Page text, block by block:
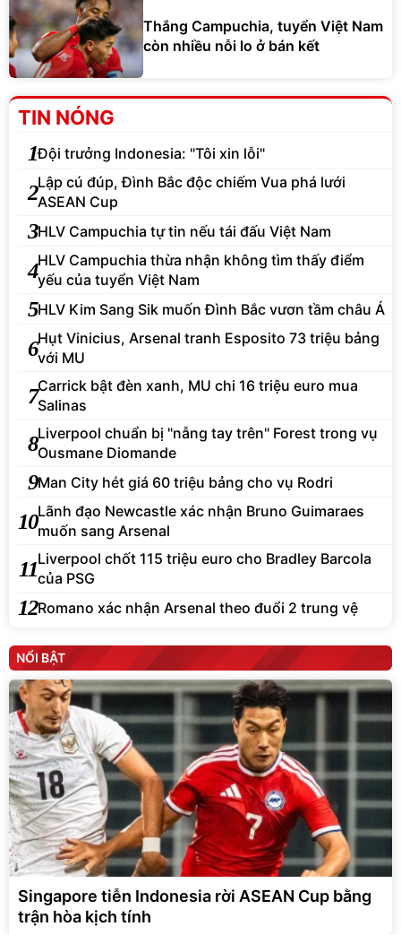
Thắng Campuchia, tuyển Việt Nam
còn nhiều nỗi lo ở bán kết
TIN NÓNG
1Đội trưởng Indonesia: "Tôi xin lỗi"
2Lập cú đúp, Đình Bắc độc chiếm Vua phá lưới
ASEAN Cup
3HLV Campuchia tự tin nếu tái đấu Việt Nam
4HLV Campuchia thừa nhận không tìm thấy điểm
yếu của tuyển Việt Nam
5HLV Kim Sang Sik muốn Đình Bắc vươn tầm châu Á
6Hụt Vinicius, Arsenal tranh Esposito 73 triệu bảng
với MU
7Carrick bật đèn xanh, MU chi 16 triệu euro mua
Salinas
8Liverpool chuẩn bị "nẫng tay trên" Forest trong vụ
Ousmane Diomande
9Man City hét giá 60 triệu bảng cho vụ Rodri
10Lãnh đạo Newcastle xác nhận Bruno Guimaraes
muốn sang Arsenal
11Liverpool chốt 115 triệu euro cho Bradley Barcola
của PSG
12Romano xác nhận Arsenal theo đuổi 2 trung vệ
NỔI BẬT
Singapore tiễn Indonesia rời ASEAN Cup bằng
trận hòa kịch tính